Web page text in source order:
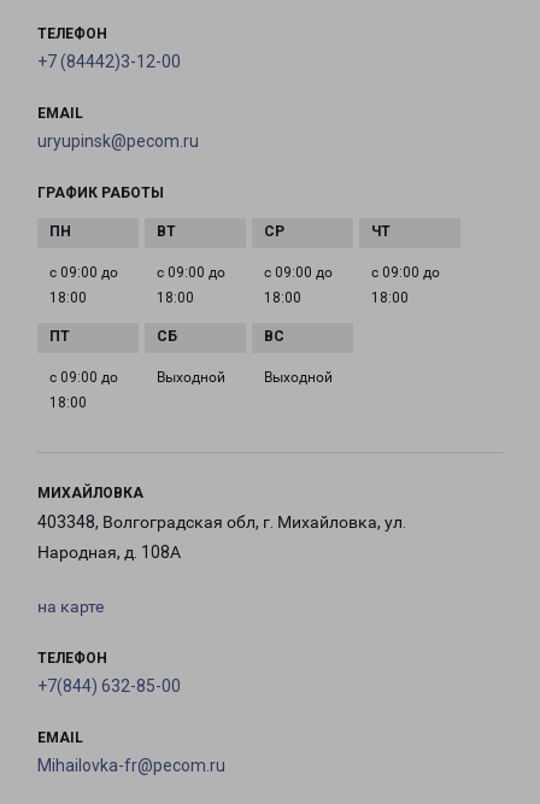
ТЕЛЕФОН
+7 (84442)3-12-00
EMAIL
uryupinsk@pecom.ru
ГРАФИК РАБОТЫ
с 09:00 до
18:00
с 09:00 до
18:00
с 09:00 до
18:00
с 09:00 до
18:00
с 09:00 до
18:00
Выходной Выходной
МИХАЙЛОВКА
403348, Волгоградская обл, г. Михайловка, ул.
Народная, д. 108А
на карте
ТЕЛЕФОН
+7(844) 632-85-00
EMAIL
Mihailovka-fr@pecom.ru